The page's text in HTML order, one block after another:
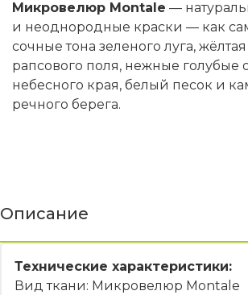
Микровелюр Montale —
и неоднородные краски — как
сочные тона зеленого луга,
рапсового поля, нежные голубые
небесного края, белый песок и
речного берега.
Описание
Технические характеристики:
Вид ткани: Микровелюр Montale